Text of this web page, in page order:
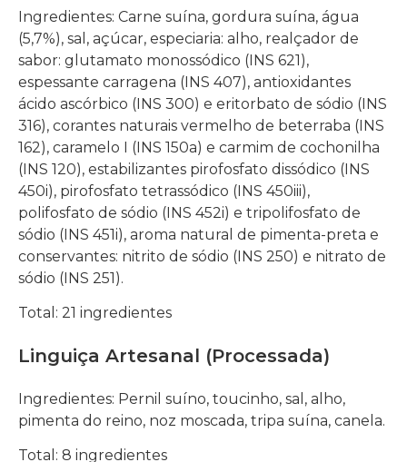
Ingredientes: Carne suína, gordura suína, água
(5,7%), sal, açúcar, especiaria: alho, realçador de
sabor: glutamato monossódico (INS 621),
espessante carragena (INS 407), antioxidantes
ácido ascórbico (INS 300) e eritorbato de sódio (INS
316), corantes naturais vermelho de beterraba (INS
162), caramelo I (INS 150a) e carmim de cochonilha
(INS 120), estabilizantes pirofosfato dissódico (INS
450i), pirofosfato tetrassódico (INS 450iii),
polifosfato de sódio (INS 452i) e tripolifosfato de
sódio (INS 451i), aroma natural de pimenta-preta e
conservantes: nitrito de sódio (INS 250) e nitrato de
sódio (INS 251).
Total: 21 ingredientes
Linguiça Artesanal (Processada)
Ingredientes: Pernil suíno, toucinho, sal, alho,
pimenta do reino, noz moscada, tripa suína, canela.
Total: 8 ingredientes